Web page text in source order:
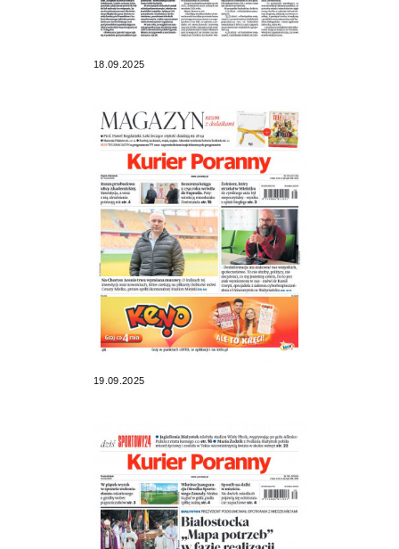
18.09.2025
19.09.2025